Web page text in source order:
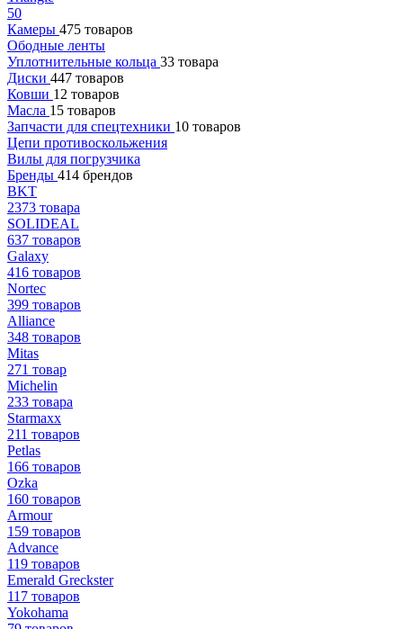
50
Камеры 475 товаров
Ободные ленты
Уплотнительные кольца 33 товара
Диски 447 товаров
Ковши 12 товаров
Масла 15 товаров
Запчасти для спецтехники 10 товаров
Цепи противоскольжения
Вилы для погрузчика
Бренды 414 брендов
BKT
2373 товара
SOLIDEAL
637 товаров
Galaxy
416 товаров
Nortec
399 товаров
Alliance
348 товаров
Mitas
271 товар
Michelin
233 товара
Starmaxx
211 товаров
Petlas
166 товаров
Ozka
160 товаров
Armour
159 товаров
Advance
119 товаров
Emerald Greckster
117 товаров
Yokohama